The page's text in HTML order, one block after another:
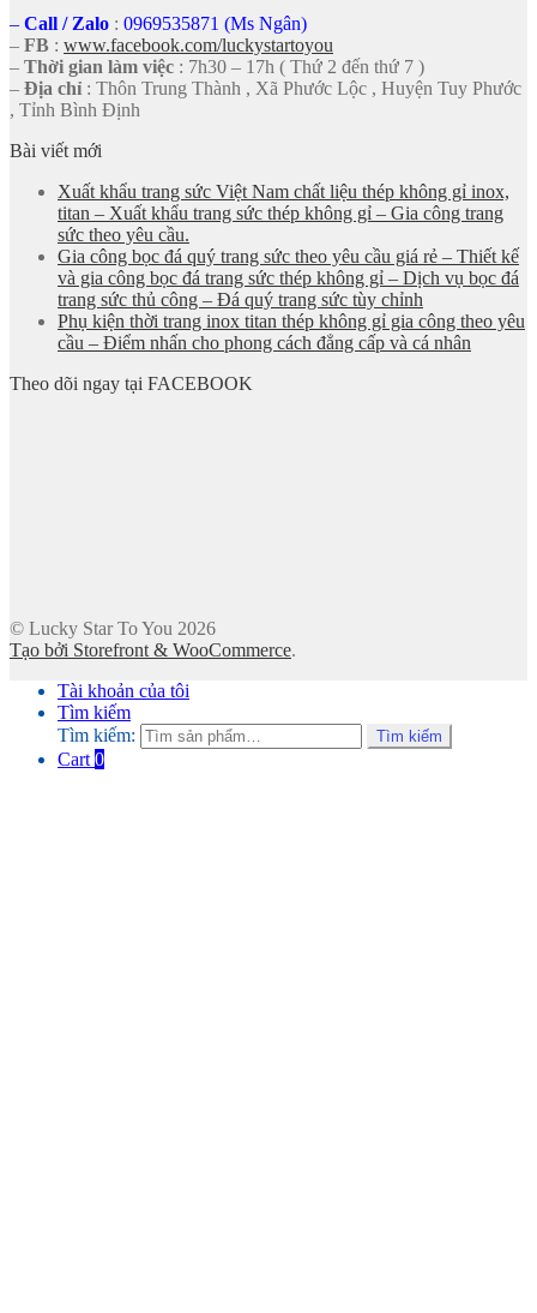
– Call / Zalo : 0969535871 (Ms Ngân)
– FB : www.facebook.com/luckystartoyou
– Thời gian làm việc : 7h30 – 17h ( Thứ 2 đến thứ 7 )
– Địa chỉ : Thôn Trung Thành , Xã Phước Lộc , Huyện Tuy Phước
, Tỉnh Bình Định
Bài viết mới
Xuất khẩu trang sức Việt Nam chất liệu thép không gỉ inox,
titan – Xuất khẩu trang sức thép không gỉ – Gia công trang
sức theo yêu cầu.
Gia công bọc đá quý trang sức theo yêu cầu giá rẻ – Thiết kế
và gia công bọc đá trang sức thép không gỉ – Dịch vụ bọc đá
trang sức thủ công – Đá quý trang sức tùy chỉnh
Phụ kiện thời trang inox titan thép không gỉ gia công theo yêu
cầu – Điểm nhấn cho phong cách đẳng cấp và cá nhân
Theo dõi ngay tại FACEBOOK
© Lucky Star To You 2026
Tạo bởi Storefront & WooCommerce.
Tài khoản của tôi
Tìm kiếm
Tìm kiếm:
Tìm kiếm
Cart 0